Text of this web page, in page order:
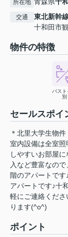
所在地
交通 東北新幹
十和田市
物件の特徴
バスト
別
セールスポイ
＊北里大学生物件
室内設備は全室
しやすいお部屋
入など豊富なの
階のアパートで
アパートです♪十
軽にご連絡くだ
ります(^o^)
ポイント